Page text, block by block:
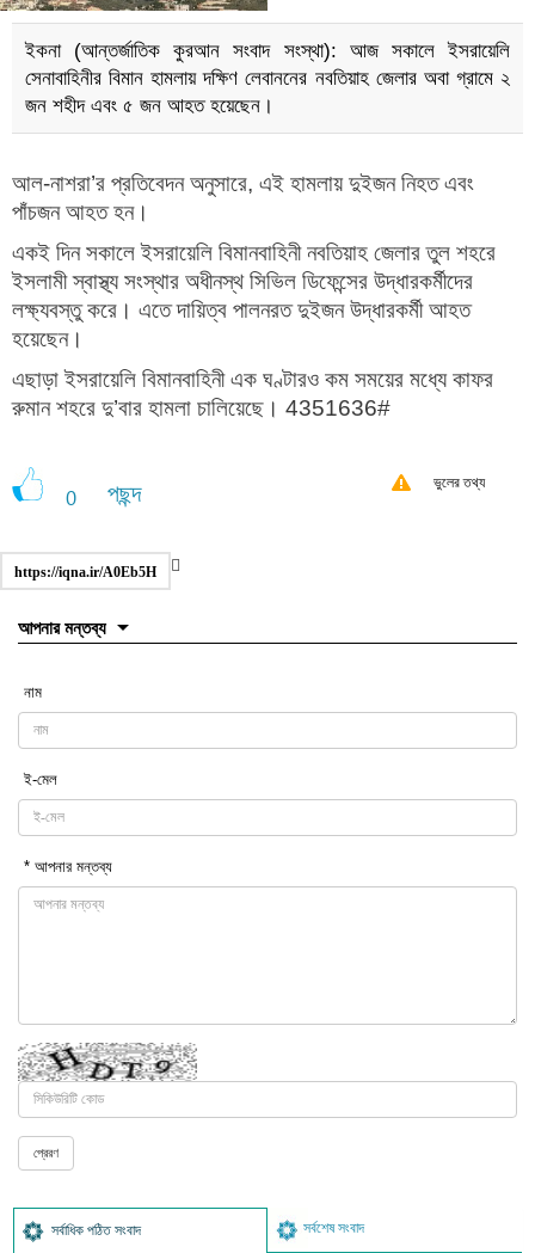
ইকনা (আন্তর্জাতিক কুরআন সংবাদ সংস্থা): আজ সকালে ইসরায়েলি
সেনাবাহিনীর বিমান হামলায় দক্ষিণ লেবাননের নবতিয়াহ জেলার অবা গ্রামে ২
জন শহীদ এবং ৫ জন আহত হয়েছেন।
আল-নাশরা’র প্রতিবেদন অনুসারে, এই হামলায় দুইজন নিহত এবং
পাঁচজন আহত হন।
একই দিন সকালে ইসরায়েলি বিমানবাহিনী নবতিয়াহ জেলার তুল শহরে
ইসলামী স্বাস্থ্য সংস্থার অধীনস্থ সিভিল ডিফেন্সের উদ্ধারকর্মীদের
লক্ষ্যবস্তু করে। এতে দায়িত্ব পালনরত দুইজন উদ্ধারকর্মী আহত
হয়েছেন।
এছাড়া ইসরায়েলি বিমানবাহিনী এক ঘণ্টারও কম সময়ের মধ্যে কাফর
রুমান শহরে দু’বার হামলা চালিয়েছে। 4351636#
0 পছন্দ ভুলের তথ্য
https://iqna.ir/A0Eb5H
আপনার মন্তব্য
নাম
ই-মেল
* আপনার মন্তব্য
সর্বাধিক পঠিত সংবাদ সর্বশেষ সংবাদ